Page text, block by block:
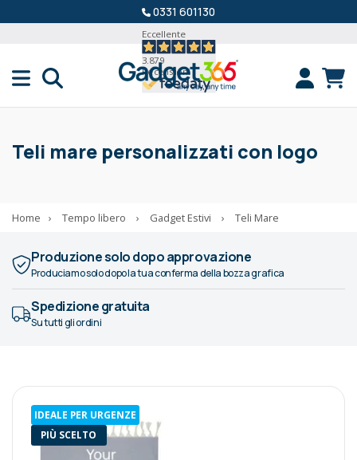
0331 601130
Eccellente
3.879
Recensioni
Teli mare personalizzati con logo
Home › Tempo libero › Gadget Estivi › Teli Mare
Produzione solo dopo approvazione
Produciamo solo dopo la tua conferma della bozza grafica
Spedizione gratuita
Su tutti gli ordini
IDEALE PER URGENZE
PIÙ SCELTO